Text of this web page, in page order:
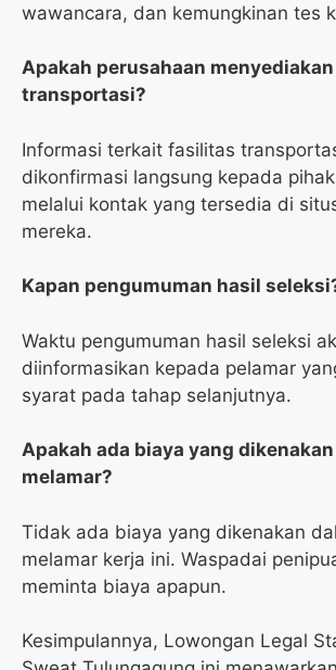
wawancara, dan kemungkinan tes
Apakah perusahaan
transportasi?
Informasi terkait fasilitas
dikonfirmasi langsung kepada
melalui kontak yang tersedia di
mereka.
Kapan pengumuman hasil
Waktu pengumuman hasil seleksi
diinformasikan kepada pelamar
syarat pada tahap selanjutnya.
Apakah ada biaya yang
melamar?
Tidak ada biaya yang dikenakan
melamar kerja ini. Waspadai
meminta biaya apapun.
Kesimpulannya, Lowongan Legal